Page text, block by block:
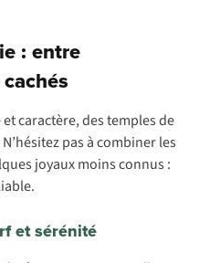
: entre
caractère, des temples de
pas à combiner les
joyaux moins connus :
et sérénité